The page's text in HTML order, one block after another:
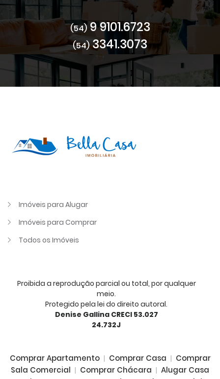
(54)9 9101.6723
(54)3341.3073
Imóveis para Alugar
Imóveis para Comprar
Todos os Imóveis
Proibida a reprodução parcial ou total, por qualquer
meio.
Protegido pela lei do direito autoral.
Denise Gallina CRECI 53.027
24.732J
Comprar Apartamento| Comprar Casa | Comprar
Sala Comercial | Comprar Chácara | Alugar Casa